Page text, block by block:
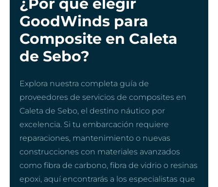
GoodWinds para
Composite en Caleta
de Sebo?
Explora nuestra completa guía de
proveedores de servicios de composites en
Caleta de Sebo, el destino náutico por
excelencia. Si tu embarcación requiere
reparaciones, mantenimiento o nuevas
construcciones con materiales avanzados
como fibra de carbono, fibra de vidrio o resinas
epoxi, aquí encontrarás a los especialistas que